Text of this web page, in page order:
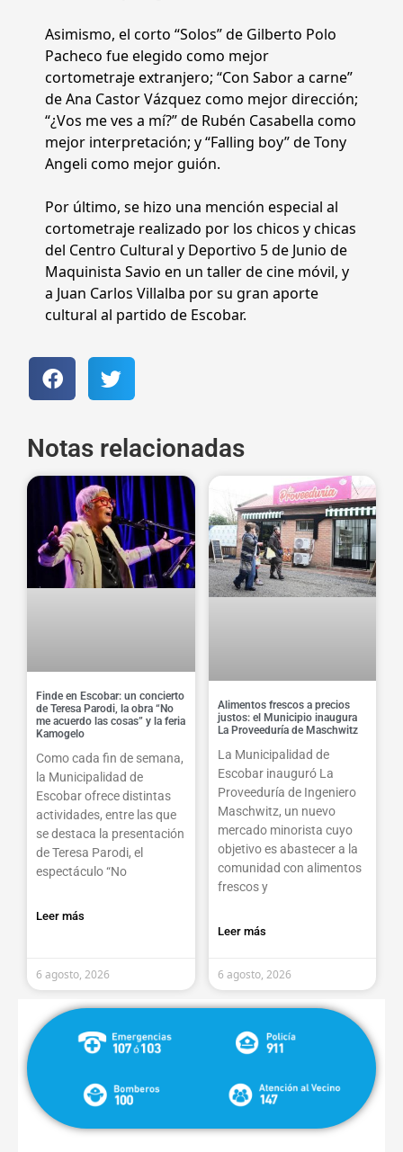
Asimismo, el corto “Solos” de Gilberto Polo
Pacheco fue elegido como mejor
cortometraje extranjero; “Con Sabor a carne”
de Ana Castor Vázquez como mejor dirección;
“¿Vos me ves a mí?” de Rubén Casabella como
mejor interpretación; y “Falling boy” de Tony
Angeli como mejor guión.
Por último, se hizo una mención especial al
cortometraje realizado por los chicos y chicas
del Centro Cultural y Deportivo 5 de Junio de
Maquinista Savio en un taller de cine móvil, y
a Juan Carlos Villalba por su gran aporte
cultural al partido de Escobar.
Notas relacionadas
Finde en Escobar: un concierto
de Teresa Parodi, la obra “No
me acuerdo las cosas” y la feria
Kamogelo
Como cada fin de semana,
la Municipalidad de
Escobar ofrece distintas
actividades, entre las que
se destaca la presentación
de Teresa Parodi, el
espectáculo “No
Leer más
6 agosto, 2026
Alimentos frescos a precios
justos: el Municipio inaugura
La Proveeduría de Maschwitz
La Municipalidad de
Escobar inauguró La
Proveeduría de Ingeniero
Maschwitz, un nuevo
mercado minorista cuyo
objetivo es abastecer a la
comunidad con alimentos
frescos y
Leer más
6 agosto, 2026